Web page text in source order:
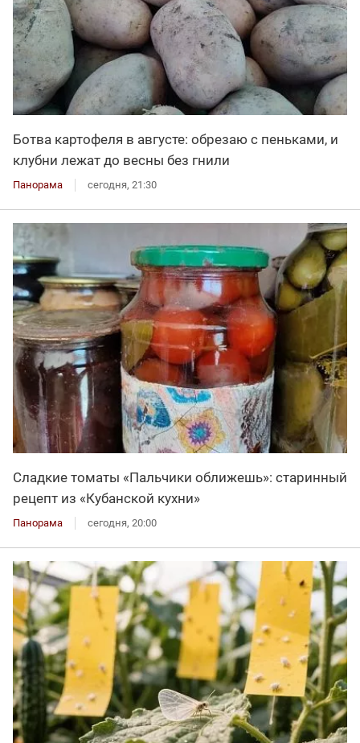
Ботва картофеля в августе: обрезаю с пеньками, и
клубни лежат до весны без гнили
Панорама сегодня, 21:30
Сладкие томаты «Пальчики оближешь»: старинный
рецепт из «Кубанской кухни»
Панорама сегодня, 20:00